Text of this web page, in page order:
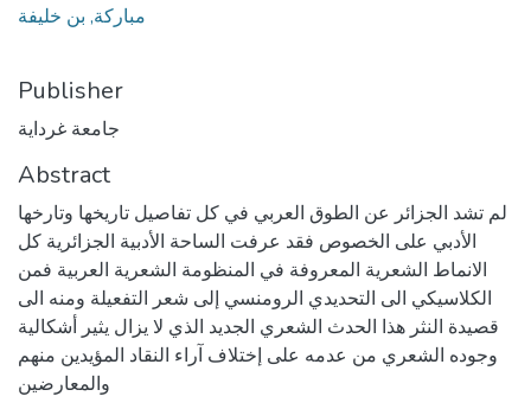
مباركة, بن خليفة
Publisher
جامعة غرداية
Abstract
لم تشد الجزائر عن الطوق العربي في كل تفاصيل تاريخها وتارخها
الأدبي على الخصوص فقد عرفت الساحة الأدبية الجزائرية كل
الانماط الشعرية المعروفة في المنظومة الشعرية العربية فمن
الكلاسيكي الى التحديدي الرومنسي إلى شعر التفعيلة ومنه الى
قصيدة النثر هذا الحدث الشعري الجديد الذي لا يزال يثير أشكالية
وجوده الشعري من عدمه على إختلاف آراء النقاد المؤيدين منهم
والمعارضين